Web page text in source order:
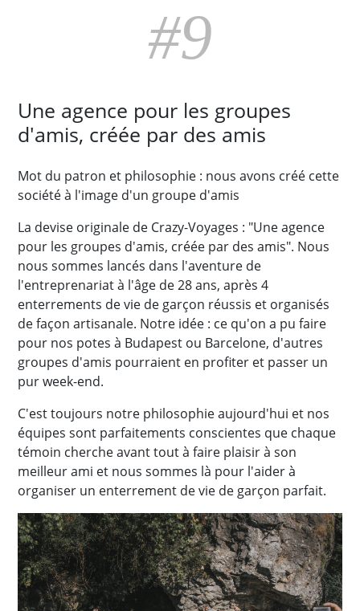
#9
Une agence pour les groupes
d'amis, créée par des amis
Mot du patron et philosophie : nous avons créé cette
société à l'image d'un groupe d'amis
La devise originale de Crazy-Voyages : "Une agence
pour les groupes d'amis, créée par des amis". Nous
nous sommes lancés dans l'aventure de
l'entreprenariat à l'âge de 28 ans, après 4
enterrements de vie de garçon réussis et organisés
de façon artisanale. Notre idée : ce qu'on a pu faire
pour nos potes à Budapest ou Barcelone, d'autres
groupes d'amis pourraient en profiter et passer un
pur week-end.
C'est toujours notre philosophie aujourd'hui et nos
équipes sont parfaitements conscientes que chaque
témoin cherche avant tout à faire plaisir à son
meilleur ami et nous sommes là pour l'aider à
organiser un enterrement de vie de garçon parfait.